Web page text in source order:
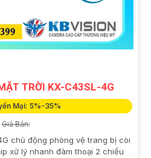
TRỜI KX-C43SL-4G
Mại: 5%-35%
Giá Bán:
chủ động phòng vệ trang bị còi
xử lý nhanh đàm thoại 2 chiều